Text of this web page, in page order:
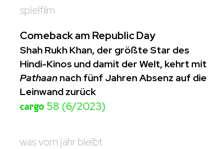
spielfilm
Comeback am Republic Day
Shah Rukh Khan, der größte Star des
Hindi-Kinos und damit der Welt, kehrt mit
Pathaannach fünf Jahren Absenz auf die
Leinwand zurück
cargo 58 (6/2023)
was vom jahr bleibt